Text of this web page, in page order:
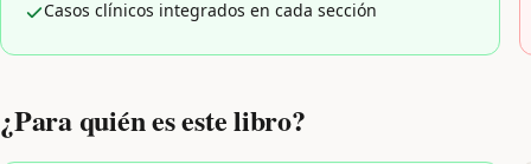
Casos clínicos integrados en cada sección
¿Para quién es este libro?